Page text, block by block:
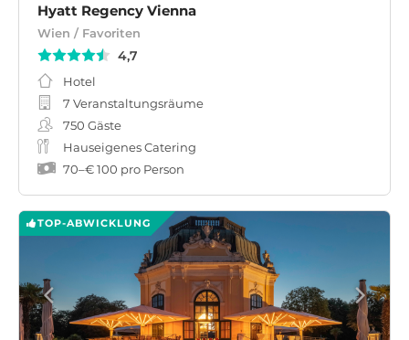
Hyatt Regency Vienna
Wien / Favoriten
4,7
Hotel
7 Veranstaltungsräume
750 Gäste
Hauseigenes Catering
70–€ 100 pro Person
TOP-ABWICKLUNG